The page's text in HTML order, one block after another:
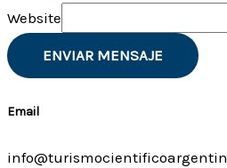
Website
ENVIAR MENSAJE
Email